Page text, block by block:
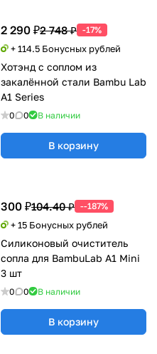
2 290 ₽2 748 ₽ -17%
+ 114.5 Бонусных рублей
Хотэнд с соплом из
закалённой стали Bambu Lab
A1 Series
0 0 В наличии
В корзину
300 ₽104.40 ₽ --187%
+ 15 Бонусных рублей
Силиконовый очиститель
сопла для BambuLab A1 Mini
3 шт
0 0 В наличии
В корзину